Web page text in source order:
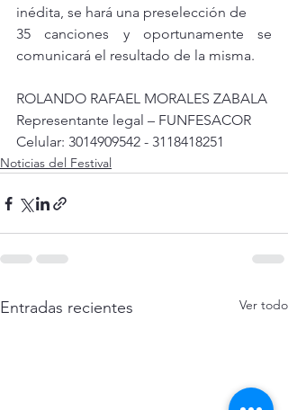
inédita, se hará una preselección de
35 canciones y oportunamente se
comunicará el resultado de la misma.
ROLANDO RAFAEL MORALES ZABALA
Representante legal – FUNFESACOR
Celular: 3014909542 - 3118418251
Noticias del Festival
Entradas recientes Ver todo